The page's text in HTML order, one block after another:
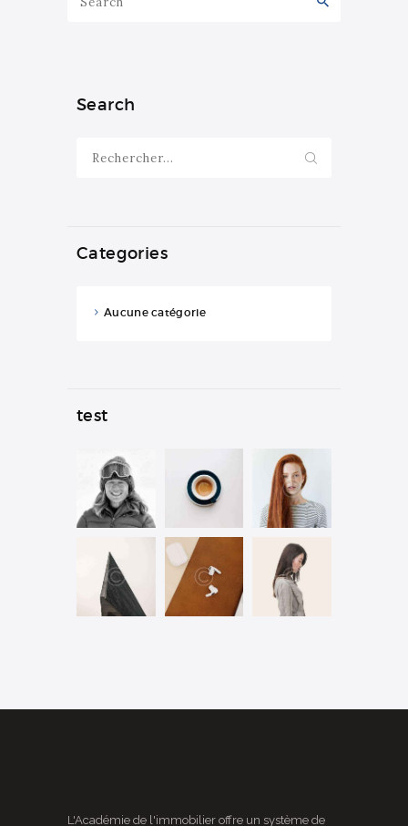
Search
Categories
Aucune catégorie
test
L'Académie de l'immobilier offre un système de